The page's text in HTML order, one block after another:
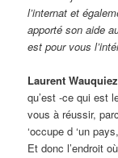
l’internat et
apporté son aide
est pour vous
Laurent
qu’est -ce qui est
vous à réussir,
‘occupe d ‘un
Et donc l’endroit